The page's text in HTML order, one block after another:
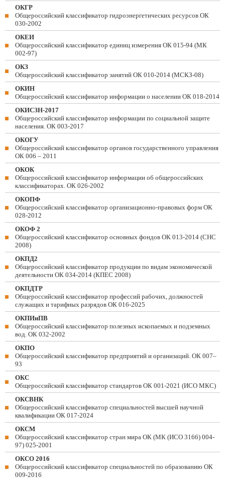
ОКГР
Общероссийский классификатор гидроэнергетических ресурсов ОК
030-2002
ОКЕИ
Общероссийский классификатор единиц измерения ОК 015-94 (МК
002-97)
ОКЗ
Общероссийский классификатор занятий ОК 010-2014 (МСКЗ-08)
ОКИН
Общероссийский классификатор информации о населении ОК 018-2014
ОКИСЗН-2017
Общероссийский классификатор информации по социальной защите
населения. ОК 003-2017
ОКОГУ
Общероссийский классификатор органов государственного управления
ОК 006 – 2011
ОКОК
Общероссийский классификатор информации об общероссийских
классификаторах. ОК 026-2002
ОКОПФ
Общероссийский классификатор организационно-правовых форм ОК
028-2012
ОКОФ 2
Общероссийский классификатор основных фондов ОК 013-2014 (СНС
2008)
ОКПД2
Общероссийский классификатор продукции по видам экономической
деятельности ОК 034-2014 (КПЕС 2008)
ОКПДТР
Общероссийский классификатор профессий рабочих, должностей
служащих и тарифных разрядов ОК 016-2025
ОКПИиПВ
Общероссийский классификатор полезных ископаемых и подземных
вод. ОК 032-2002
ОКПО
Общероссийский классификатор предприятий и организаций. ОК 007–
93
ОКС
Общероссийский классификатор стандартов ОК 001-2021 (ИСО МКС)
ОКСВНК
Общероссийский классификатор специальностей высшей научной
квалификации ОК 017-2024
ОКСМ
Общероссийский классификатор стран мира ОК (МК (ИСО 3166) 004-
97) 025-2001
ОКСО 2016
Общероссийский классификатор специальностей по образованию ОК
009-2016